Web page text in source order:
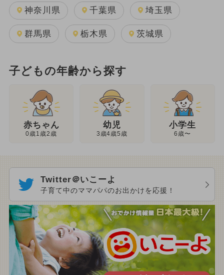
神奈川県 千葉県 埼玉県
群馬県 栃木県 茨城県
子どもの年齢から探す
赤ちゃん
0歳1歳2歳
幼児
3歳4歳5歳
小学生
6歳〜
Twitter＠いこーよ
子育て中のママパパのお出かけを応援！